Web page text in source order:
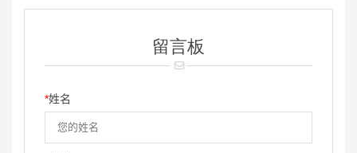
留言板
*姓名